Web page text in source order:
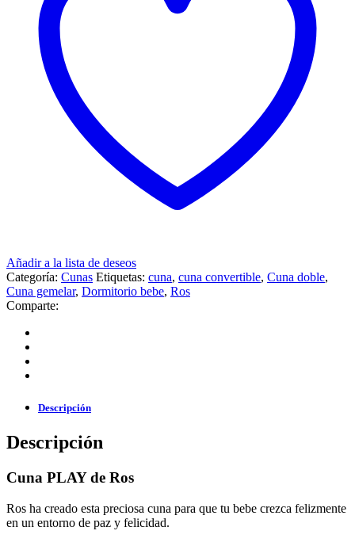
Añadir a la lista de deseos
Categoría: Cunas Etiquetas: cuna, cuna convertible, Cuna doble,
Cuna gemelar, Dormitorio bebe, Ros
Comparte:
Descripción
Descripción
Cuna PLAY de Ros
Ros ha creado esta preciosa cuna para que tu bebe crezca felizmente
en un entorno de paz y felicidad.